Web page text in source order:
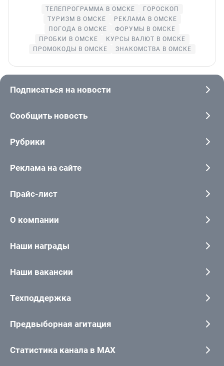
ТЕЛЕПРОГРАММА В ОМСКЕ
ГОРОСКОП
ТУРИЗМ В ОМСКЕ
РЕКЛАМА В ОМСКЕ
ПОГОДА В ОМСКЕ
ФОРУМЫ В ОМСКЕ
ПРОБКИ В ОМСКЕ
КУРСЫ ВАЛЮТ В ОМСКЕ
ПРОМОКОДЫ В ОМСКЕ
ЗНАКОМСТВА В ОМСКЕ
Подписаться на новости
Сообщить новость
Рубрики
Реклама на сайте
Прайс-лист
О компании
Наши награды
Наши вакансии
Техподдержка
Предвыборная агитация
Статистика канала в MAX